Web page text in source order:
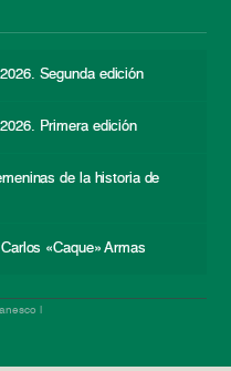
Segunda edición
Primera edición
de la historia de
«Caque» Armas
|